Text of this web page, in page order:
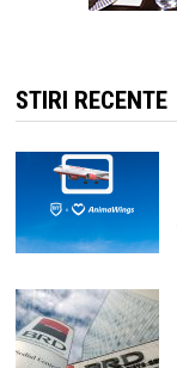
STIRI RECENTE